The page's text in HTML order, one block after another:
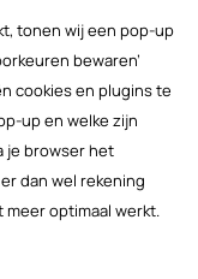
tonen wij een pop-up
bewaren’
cookies en plugins te
up en welke zijn
je browser het
dan wel rekening
optimaal werkt.